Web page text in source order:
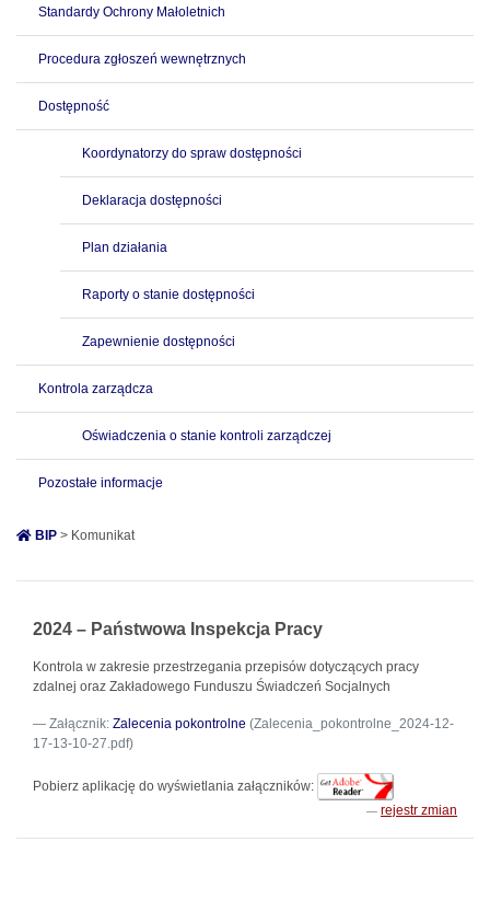
Standardy Ochrony Małoletnich
Procedura zgłoszeń wewnętrznych
Dostępność
Koordynatorzy do spraw dostępności
Deklaracja dostępności
Plan działania
Raporty o stanie dostępności
Zapewnienie dostępności
Kontrola zarządcza
Oświadczenia o stanie kontroli zarządczej
Pozostałe informacje
BIP > Komunikat
2024 – Państwowa Inspekcja Pracy
Kontrola w zakresie przestrzegania przepisów dotyczących pracy
zdalnej oraz Zakładowego Funduszu Świadczeń Socjalnych
Załącznik: Zalecenia pokontrolne (Zalecenia_pokontrolne_2024-12-
17-13-10-27.pdf)
Pobierz aplikację do wyświetlania załączników:
rejestr zmian